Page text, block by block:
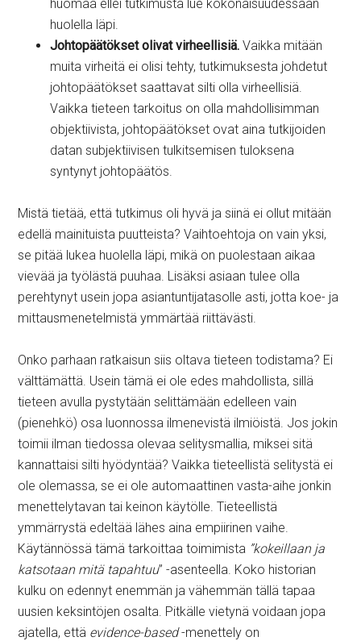
huomaa ellei tutkimusta lue kokonaisuudessaan
huolella läpi.
Johtopäätökset olivat virheellisiä.Vaikka mitään
muita virheitä ei olisi tehty, tutkimuksesta johdetut
johtopäätökset saattavat silti olla virheellisiä.
Vaikka tieteen tarkoitus on olla mahdollisimman
objektiivista, johtopäätökset ovat aina tutkijoiden
datan subjektiivisen tulkitsemisen tuloksena
syntynyt johtopäätös.
Mistä tietää, että tutkimus oli hyvä ja siinä ei ollut mitään
edellä mainituista puutteista? Vaihtoehtoja on vain yksi,
se pitää lukea huolella läpi, mikä on puolestaan aikaa
vievää ja työlästä puuhaa. Lisäksi asiaan tulee olla
perehtynyt usein jopa asiantuntijatasolle asti, jotta koe- ja
mittausmenetelmistä ymmärtää riittävästi.
Onko parhaan ratkaisun siis oltava tieteen todistama? Ei
välttämättä. Usein tämä ei ole edes mahdollista, sillä
tieteen avulla pystytään selittämään edelleen vain
(pienehkö) osa luonnossa ilmenevistä ilmiöistä. Jos jokin
toimii ilman tiedossa olevaa selitysmallia, miksei sitä
kannattaisi silti hyödyntää? Vaikka tieteellistä selitystä ei
ole olemassa, se ei ole automaattinen vasta-aihe jonkin
menettelytavan tai keinon käytölle. Tieteellistä
ymmärrystä edeltää lähes aina empiirinen vaihe.
Käytännössä tämä tarkoittaa toimimista ”kokeillaan ja
katsotaan mitä tapahtuu” -asenteella. Koko historian
kulku on edennyt enemmän ja vähemmän tällä tapaa
uusien keksintöjen osalta. Pitkälle vietynä voidaan jopa
ajatella, että evidence-based-menettely on